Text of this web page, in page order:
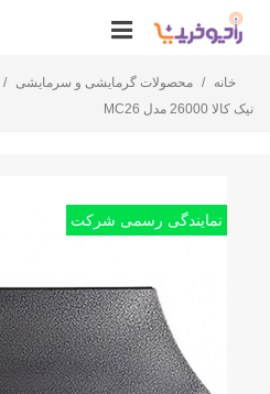
خانه / محصولات گرمایشی و سرمایشی /
نیک کالا 26000 مدل MC26
نمایندگی رسمی شرکت